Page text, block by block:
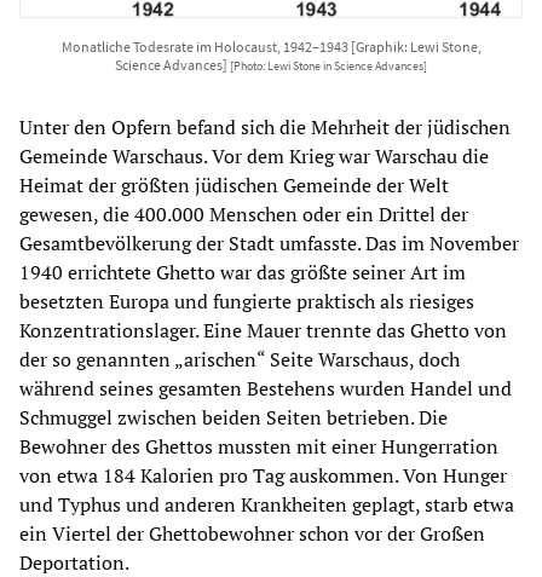
Monatliche Todesrate im Holocaust, 1942–1943 [Graphik: Lewi Stone,
Science Advances] [Photo: Lewi Stone in Science Advances]
Unter den Opfern befand sich die Mehrheit der jüdischen
Gemeinde Warschaus. Vor dem Krieg war Warschau die
Heimat der größten jüdischen Gemeinde der Welt
gewesen, die 400.000 Menschen oder ein Drittel der
Gesamtbevölkerung der Stadt umfasste. Das im November
1940 errichtete Ghetto war das größte seiner Art im
besetzten Europa und fungierte praktisch als riesiges
Konzentrationslager. Eine Mauer trennte das Ghetto von
der so genannten „arischen“ Seite Warschaus, doch
während seines gesamten Bestehens wurden Handel und
Schmuggel zwischen beiden Seiten betrieben. Die
Bewohner des Ghettos mussten mit einer Hungerration
von etwa 184 Kalorien pro Tag auskommen. Von Hunger
und Typhus und anderen Krankheiten geplagt, starb etwa
ein Viertel der Ghettobewohner schon vor der Großen
Deportation.